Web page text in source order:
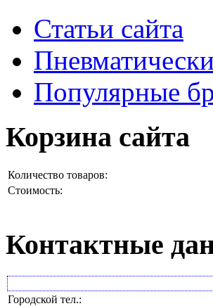
Статьи сайта
Популярные
Корзина сайта
Количество товаров:
Стоимость:
Контактные
Городской тел.: